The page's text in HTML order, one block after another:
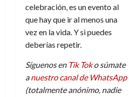
celebración, es un evento al
que hay que ir al menos una
vez en la vida. Y si puedes
deberías repetir.
Síguenos en Tik Toko súmate
anuestro canal de WhatsApp
(totalmente anónimo, nadie